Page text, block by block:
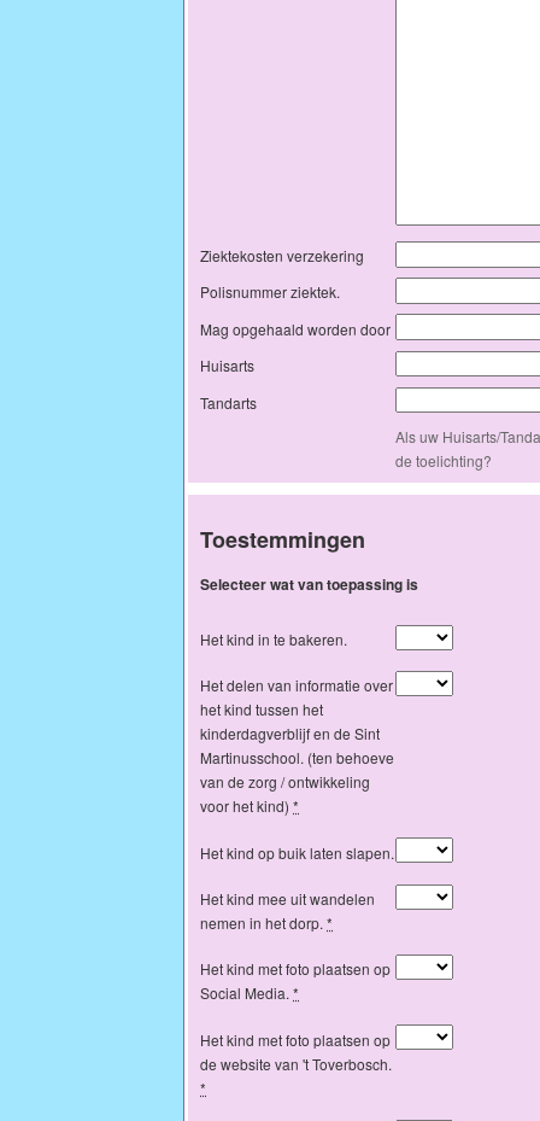
Ziektekosten verzekering
Polisnummer ziektek.
Mag opgehaald worden door
Huisarts
Tandarts
Als uw Huisarts/
de toelichting?
Toestemmingen
Selecteer wat van toepassing is
Het kind in te bakeren.
Het delen van informatie over
het kind tussen het
kinderdagverblijf en de Sint
Martinusschool. (ten behoeve
van de zorg / ontwikkeling
voor het kind)*
Het kind op buik laten slapen.
Het kind mee uit wandelen
nemen in het dorp.*
Het kind met foto plaatsen op
Social Media.*
Het kind met foto plaatsen op
de website van 't Toverbosch.
*